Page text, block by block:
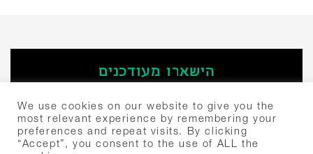
הישארו מעודכנים
חיפוש:
We use cookies on our website to give you the
most relevant experience by remembering your
preferences and repeat visits. By clicking
“Accept”, you consent to the use of ALL the